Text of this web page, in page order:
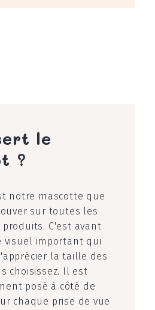
le
?
notre mascotte que
sur toutes les
C'est avant
visuel important qui
la taille des
choisissez. Il est
posé à côté de
chaque prise de vue